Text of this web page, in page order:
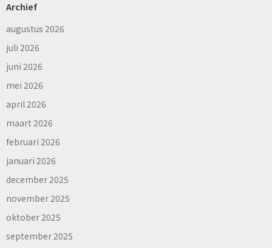
Archief
augustus 2026
juli 2026
juni 2026
mei 2026
april 2026
maart 2026
februari 2026
januari 2026
december 2025
november 2025
oktober 2025
september 2025